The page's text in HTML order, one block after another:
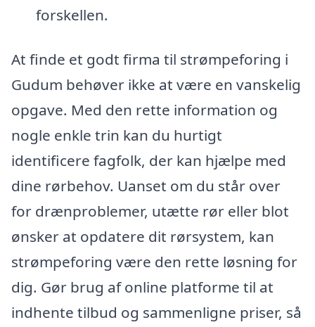
forskellen.
At finde et godt firma til strømpeforing i
Gudum behøver ikke at være en vanskelig
opgave. Med den rette information og
nogle enkle trin kan du hurtigt
identificere fagfolk, der kan hjælpe med
dine rørbehov. Uanset om du står over
for drænproblemer, utætte rør eller blot
ønsker at opdatere dit rørsystem, kan
strømpeforing være den rette løsning for
dig. Gør brug af online platforme til at
indhente tilbud og sammenligne priser, så